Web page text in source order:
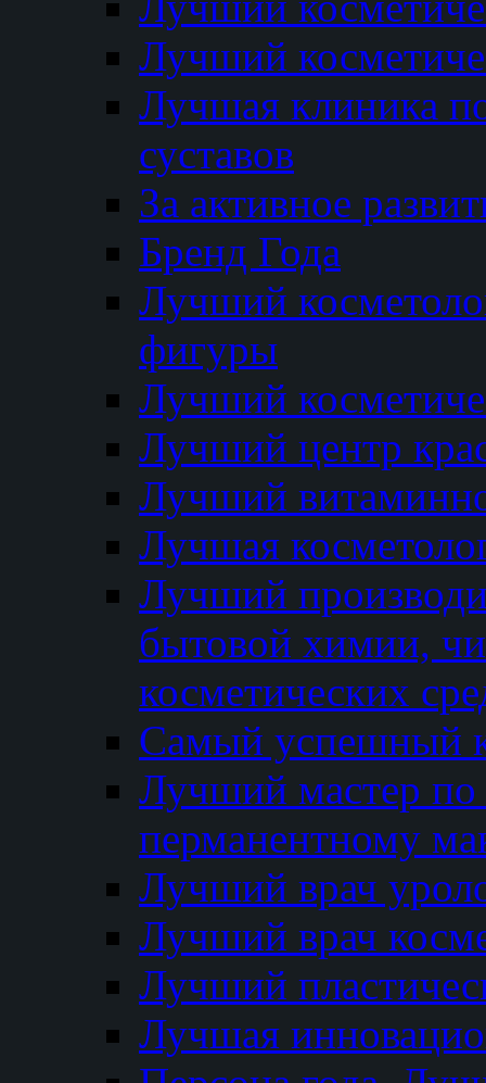
Лучший
Лучшая клиника
суставов
За активное
Бренд Года
Лучший
фигуры
Лучший
Лучший центр
Лучший
Лучшая
Лучший
бытовой химии,
косметических
Самый успешный
Лучший мастер по
перманентному
Лучший врач
Лучший врач
Лучший
Лучшая